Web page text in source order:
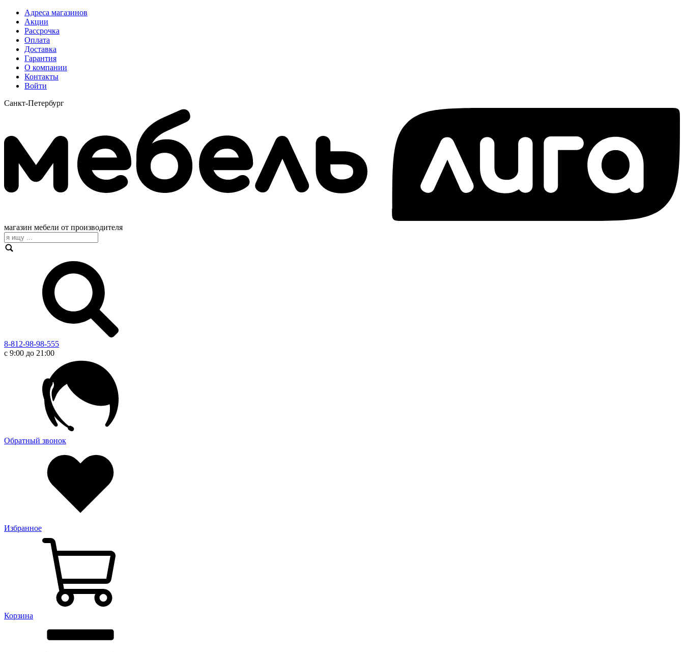
Адреса магазинов
Акции
Рассрочка
Оплата
Доставка
Гарантия
О компании
Контакты
Войти
Санкт-Петербург
магазин мебели от производителя
8-812-98-98-555
с 9:00 до 21:00
Обратный звонок
Избранное
Корзина